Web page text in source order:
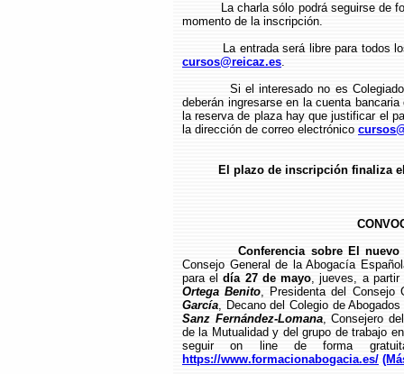
La charla sólo podrá seguirse de
momento de la inscripción.
La entrada será libre para todos los
cursos@reicaz.es.
Si el interesado no es Colegiado
deberán ingresarse en la cuenta
la reserva de plaza hay que justificar el
la dirección de correo electrónico
El plazo de inscripción finaliza el
Conferencia sobre El
Consejo General de la Abogacía
para eldía 27 de mayo, jueves, a partir
Ortega Benito, Presidenta del Consejo
García, Decano del Colegio de
Sanz Fernández-Lomana, Consejero
de la Mutualidad y del grupo de trabajo
seguir on line de forma
https://www.formacionabogacia.es/